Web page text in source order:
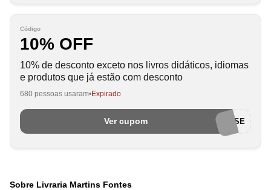
Código
10% OFF
10% de desconto exceto nos livros didáticos, idiomas
e produtos que já estão com desconto
680 pessoas usaram Expirado
Ver cupom AFILIADOSCLICKWISE
Sobre Livraria Martins Fontes